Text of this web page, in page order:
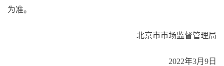
为准。
北京市市场监督管理局
2022年3月9日